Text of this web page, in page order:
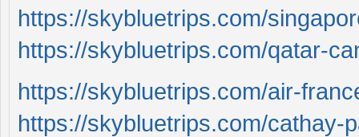
https://skybluetrips.com/
https://skybluetrips.com/qatar-
https://skybluetrips.com/air-
https://skybluetrips.com/cathay-